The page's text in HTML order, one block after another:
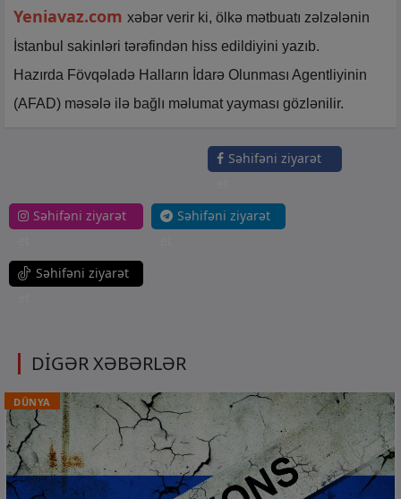
Yeniavaz.com xəbər verir ki, ölkə mətbuatı zəlzələnin
İstanbul sakinləri tərəfindən hiss edildiyini yazıb.
Hazırda Fövqəladə Halların İdarə Olunması Agentliyinin
(AFAD) məsələ ilə bağlı məlumat yayması gözlənilir.
Səhifəni ziyarət
Səhifəni ziyarət
Səhifəni ziyarət
Səhifəni ziyarət
DİGƏR XƏBƏRLƏR
DÜNYA